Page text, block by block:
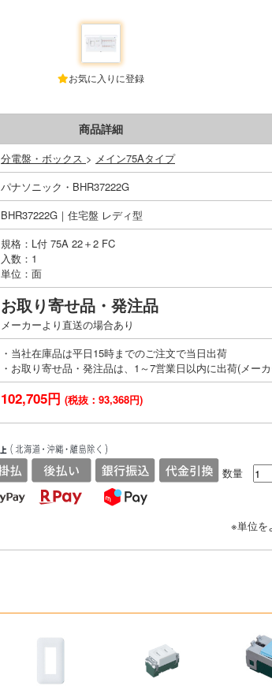
お気に入りに登録
商品詳細
分電盤・ボックス > メイン75Aタイプ
パナソニック・BHR37222G
BHR37222G｜住宅盤 レディ型
規格：L付 75A 22＋2 FC
入数：1
単位：面
お取り寄せ品・発注品
メーカーより直送の場合あり
・当社在庫品は平日15時までのご注文で当日出荷
・お取り寄せ品・発注品は、1～7営業日以内に出荷(メーカ
102,705円 (税抜：93,368円)
数量
※単位を